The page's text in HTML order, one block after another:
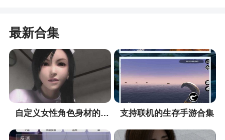
3、体修成长太快，随随便便培养一个就能打门
派。体修机制问题很严重，很容易卡墙
更新日志
1.新增【赛季模式】、【挑战模式】、【极限模
最新合集
自定义女性角色身材的手游合集 支持联机的生存手游合集